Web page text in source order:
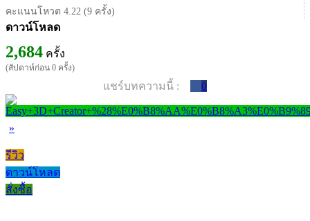
คะแนนโหวต 4.22 (9 ครั้ง)
ดาวน์โหลด
2,684 ครั้ง
(สัปดาห์ก่อน 0 ครั้ง)
แชร์บทความนี้ : 0
»
รีวิว
ดาวน์โหลด
สั่งซื้อ